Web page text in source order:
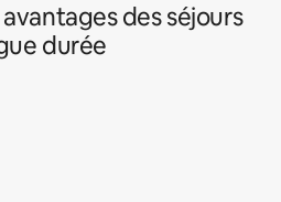
des séjours
durée